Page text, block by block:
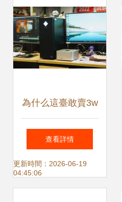
為什么這臺敢賣3w
的蘋果電腦，還算
不上好用？
查看詳情
更新時間：2026-06-19
04:45:06